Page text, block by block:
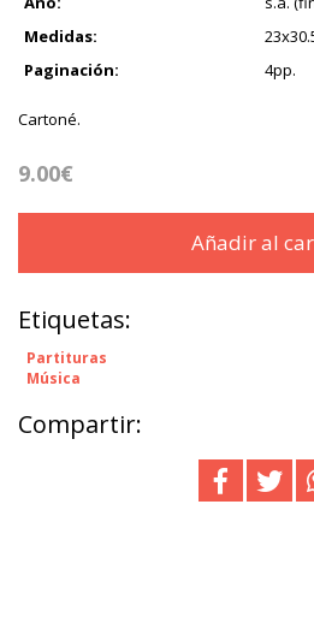
Medidas:
Paginación:
4pp.
Cartoné.
9.00€
Añadir al
Etiquetas:
Partituras
Música
Compartir: